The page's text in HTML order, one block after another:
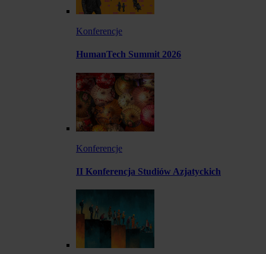
Konferencje
HumanTech Summit 2026
Konferencje
II Konferencja Studiów Azjatyckich